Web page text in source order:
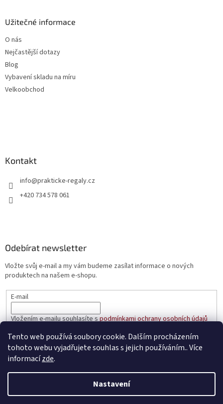
Tento web používá soubory cookie. Dalším procházením
tohoto webu vyjadřujete souhlas s jejich používáním.. Více
informacízde.
Nastavení
Užitečné informace
O nás
Nejčastější dotazy
Blog
Vybavení skladu na míru
Velkoobchod
Kontakt
info@prakticke-regaly.cz
+420 734 578 061
Odebírat newsletter
Vložte svůj e-mail a my vám budeme zasílat informace o nových
produktech na našem e-shopu.
E-mail
Vložením e-mailu souhlasíte spodmínkami ochrany osobních údajů
PŘIHLÁSIT SE
Vytvořil Shoptet